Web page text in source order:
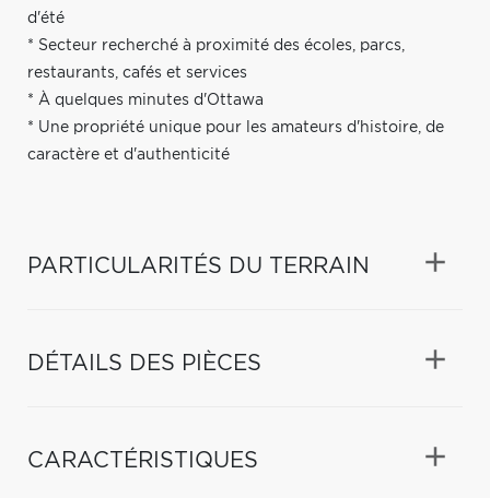
d'été
* Secteur recherché à proximité des écoles, parcs,
restaurants, cafés et services
* À quelques minutes d'Ottawa
* Une propriété unique pour les amateurs d'histoire, de
caractère et d'authenticité
PARTICULARITÉS DU TERRAIN
DÉTAILS DES PIÈCES
CARACTÉRISTIQUES